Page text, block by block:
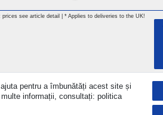
see article detail | * Applies to deliveries to the UK!
pentru a îmbunătăți acest site și
informații, consultați: politica